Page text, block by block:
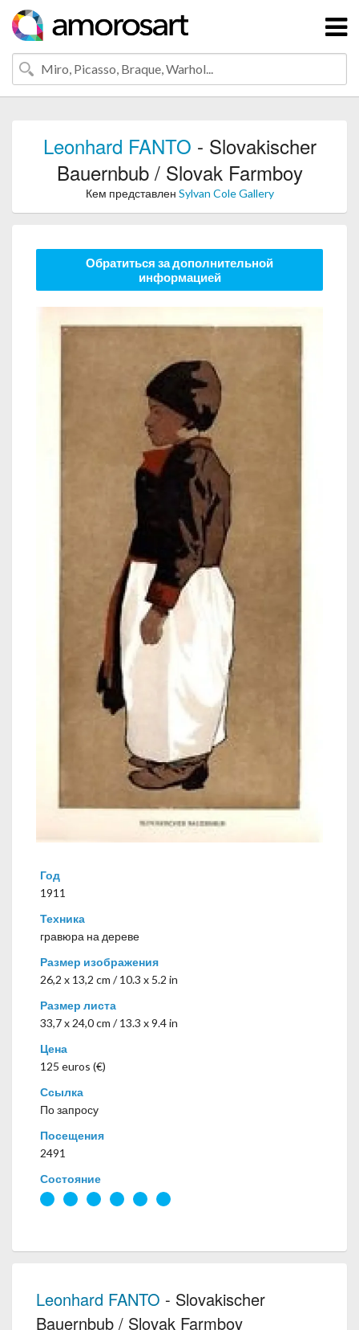
Leonhard FANTO - Slovakischer
Bauernbub / Slovak Farmboy
Кем представлен Sylvan Cole Gallery
Обратиться за дополнительной
информацией
Год
1911
Техника
гравюра на дереве
Размер изображения
26,2 x 13,2 cm / 10.3 x 5.2 in
Размер листа
33,7 x 24,0 cm / 13.3 x 9.4 in
Цена
125 euros (€)
Ссылка
По запросу
Посещения
2491
Состояние
Leonhard FANTO - Slovakischer
Bauernbub / Slovak Farmboy